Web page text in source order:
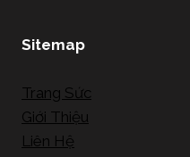
Sitemap
Trang Sức
Giới Thiệu
Liên Hệ